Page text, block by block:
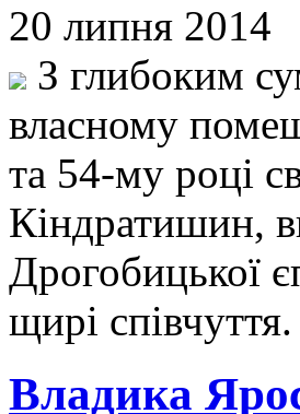
20 липня 2014
З глибоким
власному
та 54-му році
Кіндратишин,
Дрогобицької
щирі співчуття.
Владика